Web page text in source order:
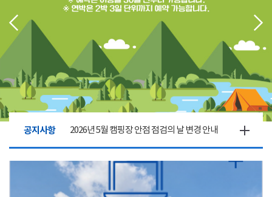
공지사항 2026년 5월 캠핑장 안점 점검의 날 변경 안내
캠핑장(9월1일~6일) 미운영 공지